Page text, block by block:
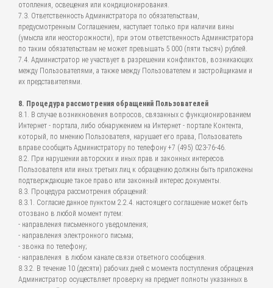
отопления, освещения или кондиционирования.
7.3. Ответственность Администратора по обязательствам,
предусмотренным Соглашением, наступает только при наличии вины
(умысла или неосторожности), при этом ответственность Администратора
по таким обязательствам не может превышать 5 000 (пяти тысяч) рублей.
7.4. Администратор не участвует в разрешении конфликтов, возникающих
между Пользователями, а также между Пользователем и застройщиками и
их представителями.
8. Процедура рассмотрения обращений Пользователей
8.1. В случае возникновения вопросов, связанных с функционированием
Интернет - портала, либо обнаружением на Интернет - портале Контента,
который, по мнению Пользователя, нарушает его права, Пользователь
вправе сообщить Администратору по телефону +7 (495) 023-76-46.
8.2. При нарушении авторских и иных прав и законных интересов
Пользователя или иных третьих лиц к обращению должны быть приложены
подтверждающие такое право или законный интерес документы.
8.3. Процедура рассмотрения обращений:
8.3.1. Согласие данное пунктом 2.2.4. настоящего соглашение может быть
отозвано в любой момент путем:
- направления письменного уведомления;
- направления электронного письма;
- звонка по телефону;
- направления в любом канале связи ответного сообщения.
8.3.2. В течение 10 (десяти) рабочих дней с момента поступления обращения
Администратор осуществляет проверку на предмет полноты указанных в